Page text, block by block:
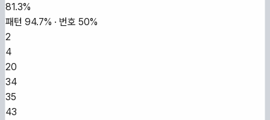
81.3%
패턴 94.7% · 번호 50%
2
4
20
34
35
43